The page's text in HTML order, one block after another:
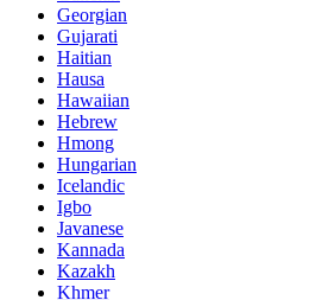
Georgian
Gujarati
Haitian
Hausa
Hawaiian
Hebrew
Hmong
Hungarian
Icelandic
Igbo
Javanese
Kannada
Kazakh
Khmer